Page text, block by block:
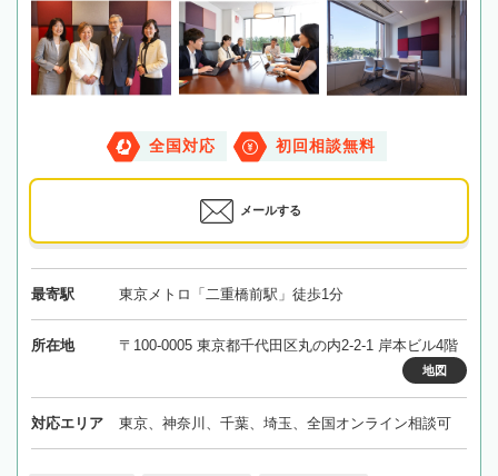
全国対応 初回相談無料
メールする
最寄駅 東京メトロ「二重橋前駅」徒歩1分
所在地 〒100-0005 東京都千代田区丸の内2-2-1 岸本ビル4階
地図
対応エリア 東京、神奈川、千葉、埼玉、全国オンライン相談可